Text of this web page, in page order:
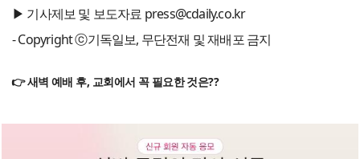
▶ 기사제보 및 보도자료 press@cdaily.co.kr
- Copyright ⓒ기독일보, 무단전재 및 재배포 금지
👉 새벽 예배 후, 교회에서 꼭 필요한 것은??